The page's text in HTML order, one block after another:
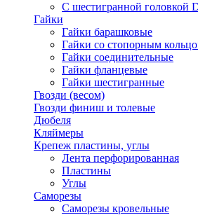
С шестигранной головкой
Гайки
Гайки барашковые
Гайки со стопорным
Гайки соединительные
Гайки фланцевые
Гайки шестигранные
Гвозди (весом)
Гвозди финиш и толевые
Дюбеля
Кляймеры
Крепеж пластины, углы
Лента перфорированная
Пластины
Углы
Саморезы
Саморезы кровельные